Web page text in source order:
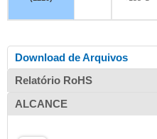
Download de Arquivos
Relatório RoHS
ALCANCE